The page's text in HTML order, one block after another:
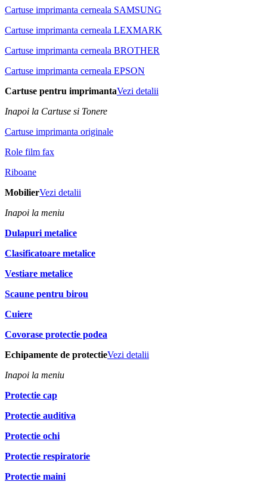
Cartuse imprimanta cerneala SAMSUNG
Cartuse imprimanta cerneala LEXMARK
Cartuse imprimanta cerneala BROTHER
Cartuse imprimanta cerneala EPSON
Cartuse pentru imprimantaVezi detalii
Inapoi la Cartuse si Tonere
Cartuse imprimanta originale
Role film fax
Riboane
MobilierVezi detalii
Inapoi la meniu
Dulapuri metalice
Clasificatoare metalice
Vestiare metalice
Scaune pentru birou
Cuiere
Covorase protectie podea
Echipamente de protectieVezi detalii
Inapoi la meniu
Protectie cap
Protectie auditiva
Protectie ochi
Protectie respiratorie
Protectie maini